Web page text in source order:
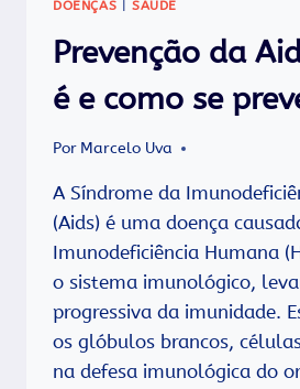
DOENÇAS | SAÚDE
Prevenção da
é e como se
Por Marcelo Uva
A Síndrome da
(Aids) é uma doença
Imunodeficiência Humana
o sistema imunológico,
progressiva da imunidade.
os glóbulos brancos,
na defesa imunológica do